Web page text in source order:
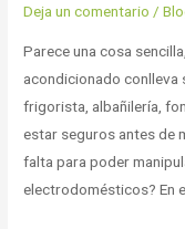
Deja un comentario /
Parece una cosa
acondicionado
frigorista, albañilería,
estar seguros antes de
falta para poder
electrodomésticos? En